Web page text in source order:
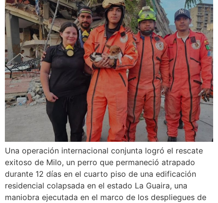
Una operación internacional conjunta logró el rescate
exitoso de Milo, un perro que permaneció atrapado
durante 12 días en el cuarto piso de una edificación
residencial colapsada en el estado La Guaira, una
maniobra ejecutada en el marco de los despliegues de